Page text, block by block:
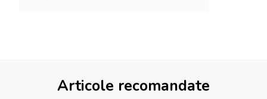
Articole recomandate